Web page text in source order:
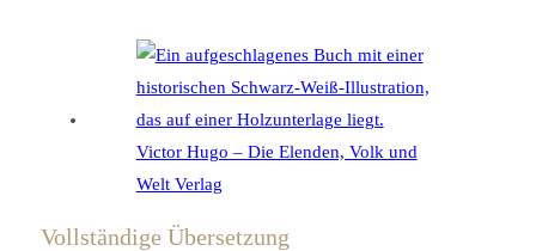
Victor Hugo – Die Elenden, Volk und
Welt Verlag
Vollständige Übersetzung